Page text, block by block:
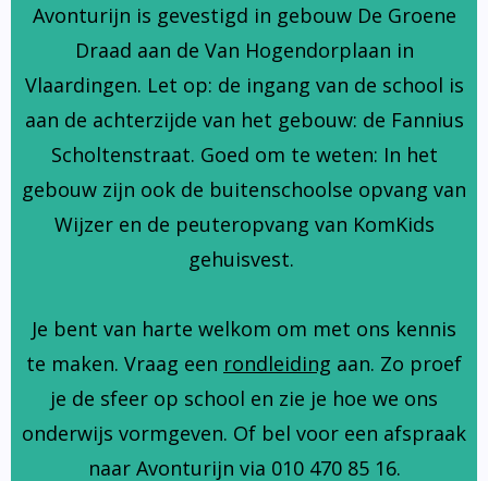
Avonturijn is gevestigd in gebouw De Groene
Draad aan de Van Hogendorplaan in
Vlaardingen. Let op: de ingang van de school is
aan de achterzijde van het gebouw: de Fannius
Scholtenstraat. Goed om te weten: In het
gebouw zijn ook de buitenschoolse opvang van
Wijzer en de peuteropvang van KomKids
gehuisvest.
Je bent van harte welkom om met ons kennis
te maken. Vraag een rondleiding aan. Zo proef
je de sfeer op school en zie je hoe we ons
onderwijs vormgeven. Of bel voor een afspraak
naar Avonturijn via 010 470 85 16.